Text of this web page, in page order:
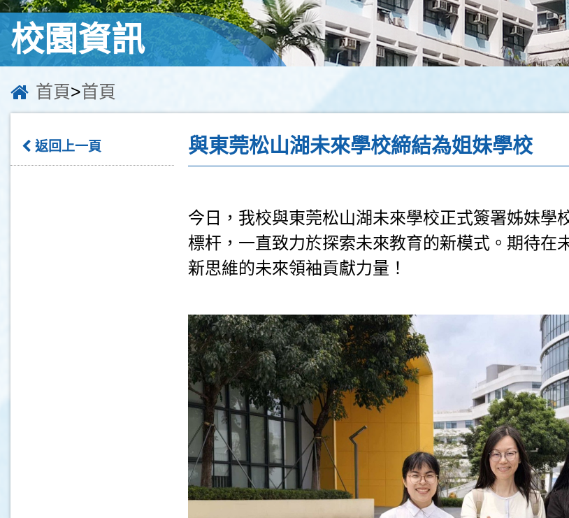
校園資訊
首頁>首頁
返回上一頁 與東莞松山湖未來學校締結為姐妹學校
今日，我校與東莞松山湖未來學校正式簽署姊妹學
標杆，一直致力於探索未來教育的新模式。期待在
新思維的未來領袖貢獻力量！